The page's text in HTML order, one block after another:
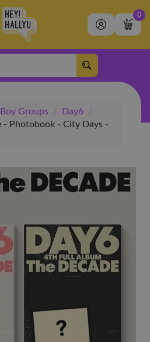
0
Boy Groups / Day6
/
- Photobook - City Days -